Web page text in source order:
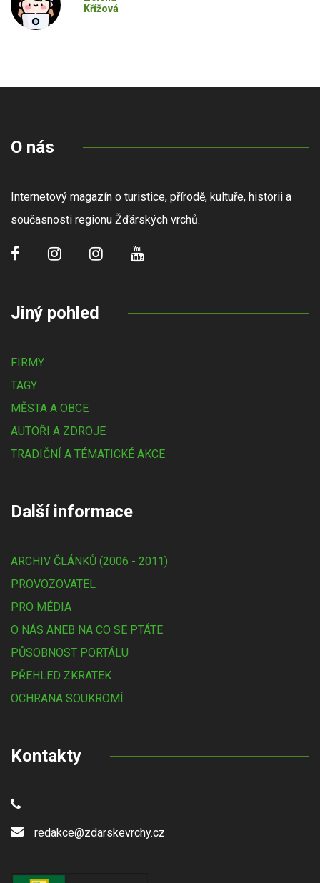
Křížová
O nás
Internetový magazín o turistice, přírodě, kultuře, historii a
současnosti regionu Žďárských vrchů.
Jiný pohled
FIRMY
TAGY
MĚSTA A OBCE
AUTOŘI A ZDROJE
TRADIČNÍ A TÉMATICKÉ AKCE
Další informace
ARCHIV ČLÁNKŮ (2006 - 2011)
PROVOZOVATEL
PRO MÉDIA
O NÁS ANEB NA CO SE PTÁTE
PŮSOBNOST PORTÁLU
PŘEHLED ZKRATEK
OCHRANA SOUKROMÍ
Kontakty
redakce@zdarskevrchy.cz